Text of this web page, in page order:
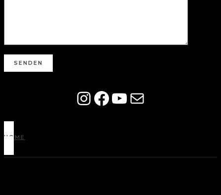
https://
Facebook
YouTube
E-Mail
HOME